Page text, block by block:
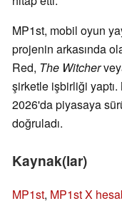
MP1st, mobil oyun
projenin arkasında
Red, The Witcher
şirketle işbirliği yaptı.
2026'da piyasaya
doğruladı.
Kaynak(lar)
MP1st, MP1st X